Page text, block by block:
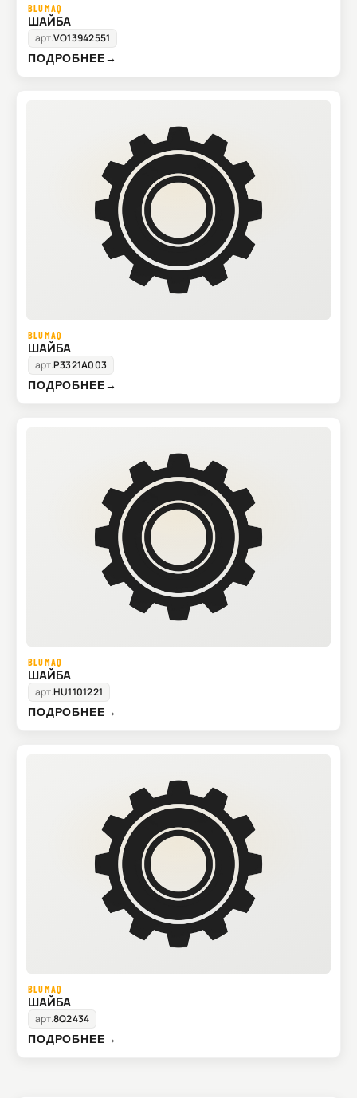
BLUMAQ
ШАЙБА
арт.VO13942551
ПОДРОБНЕЕ→
BLUMAQ
ШАЙБА
арт.P3321A003
ПОДРОБНЕЕ→
BLUMAQ
ШАЙБА
арт.HU1101221
ПОДРОБНЕЕ→
BLUMAQ
ШАЙБА
арт.8Q2434
ПОДРОБНЕЕ→